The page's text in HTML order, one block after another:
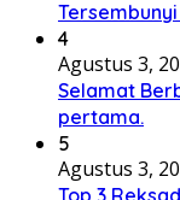
4
Agustus 3,
Selamat
pertama.
5
Agustus 3,